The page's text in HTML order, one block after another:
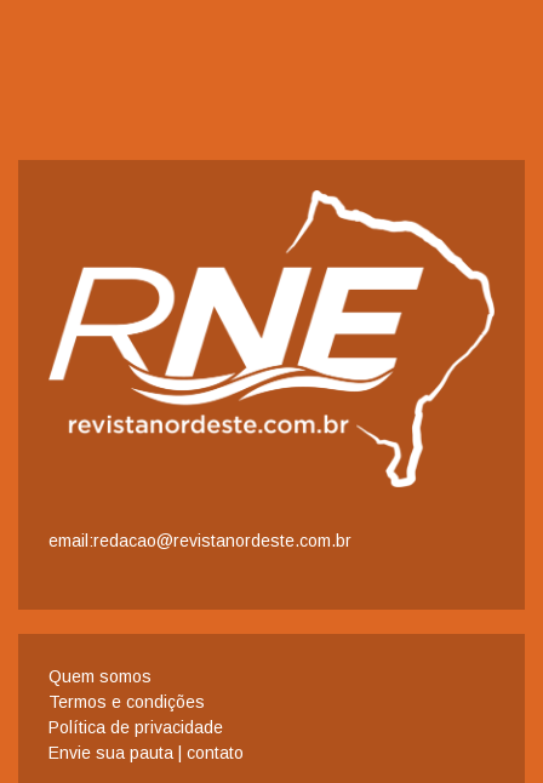
email:redacao@revistanordeste.com.br
Quem somos
Termos e condições
Política de privacidade
Envie sua pauta | contato